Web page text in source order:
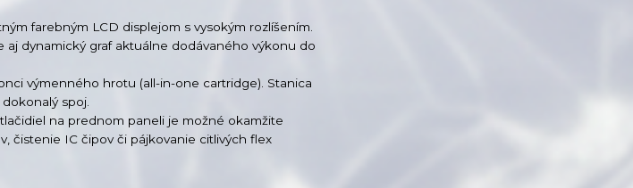
farebným LCD displejom s vysokým rozlíšením.
dynamický graf aktuálne dodávaného výkonu do
výmenného hrotu (all-in-one cartridge). Stanica
spoj.
na prednom paneli je možné okamžite
čistenie IC čipov či pájkovanie citlivých flex